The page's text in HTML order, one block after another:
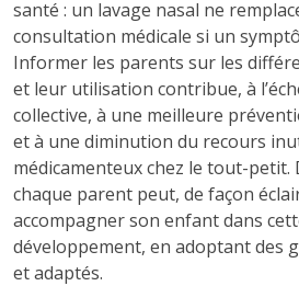
santé : un lavage nasal ne
consultation médicale si un
Informer les parents sur les
et leur utilisation contribue, à
collective, à une meilleure
et à une diminution du recours
médicamenteux chez le tout-petit.
chaque parent peut, de façon
accompagner son enfant dans
développement, en adoptant des
et adaptés.